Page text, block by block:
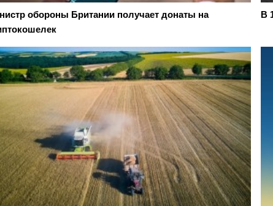
обороны Британии получает донаты на
В